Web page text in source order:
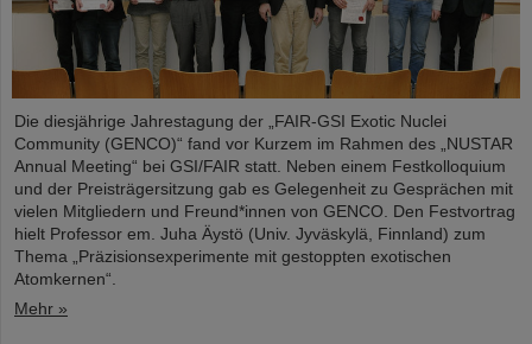
Die diesjährige Jahrestagung der „FAIR-GSI Exotic Nuclei
Community (GENCO)“ fand vor Kurzem im Rahmen des „NUSTAR
Annual Meeting“ bei GSI/FAIR statt. Neben einem Festkolloquium
und der Preisträgersitzung gab es Gelegenheit zu Gesprächen mit
vielen Mitgliedern und Freund*innen von GENCO. Den Festvortrag
hielt Professor em. Juha Äystö (Univ. Jyväskylä, Finnland) zum
Thema „Präzisionsexperimente mit gestoppten exotischen
Atomkernen“.
Mehr »